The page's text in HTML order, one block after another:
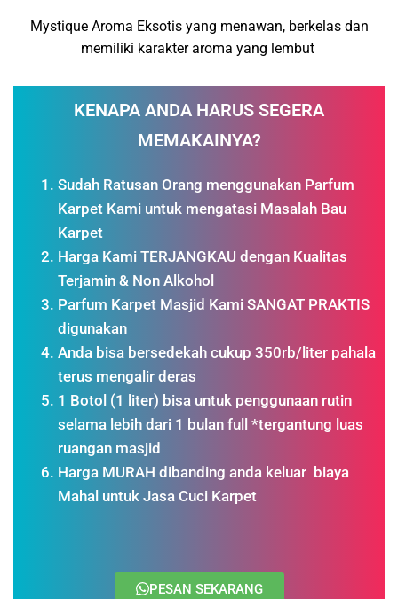
Mystique Aroma Eksotis yang menawan, berkelas dan
memiliki karakter aroma yang lembut
KENAPA ANDA HARUS SEGERA
MEMAKAINYA?
Sudah Ratusan Orang menggunakan Parfum
Karpet Kami untuk mengatasi Masalah Bau
Karpet
Harga Kami TERJANGKAU dengan Kualitas
Terjamin & Non Alkohol
Parfum Karpet Masjid Kami SANGAT PRAKTIS
digunakan
Anda bisa bersedekah cukup 350rb/liter pahala
terus mengalir deras
1 Botol (1 liter) bisa untuk penggunaan rutin
selama lebih dari 1 bulan full *tergantung luas
ruangan masjid
Harga MURAH dibanding anda keluar biaya
Mahal untuk Jasa Cuci Karpet
PESAN SEKARANG